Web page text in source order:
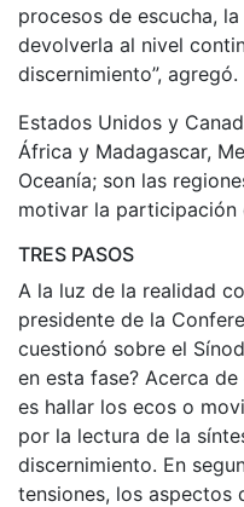
procesos de escucha,
devolverla al nivel
discernimiento”, agregó.
Estados Unidos y
África y Madagascar,
Oceanía; son las
motivar la participación
TRES PASOS
A la luz de la realidad
presidente de la
cuestionó sobre el
en esta fase? Acerca
es hallar los ecos o
por la lectura de la
discernimiento. En
tensiones, los aspectos